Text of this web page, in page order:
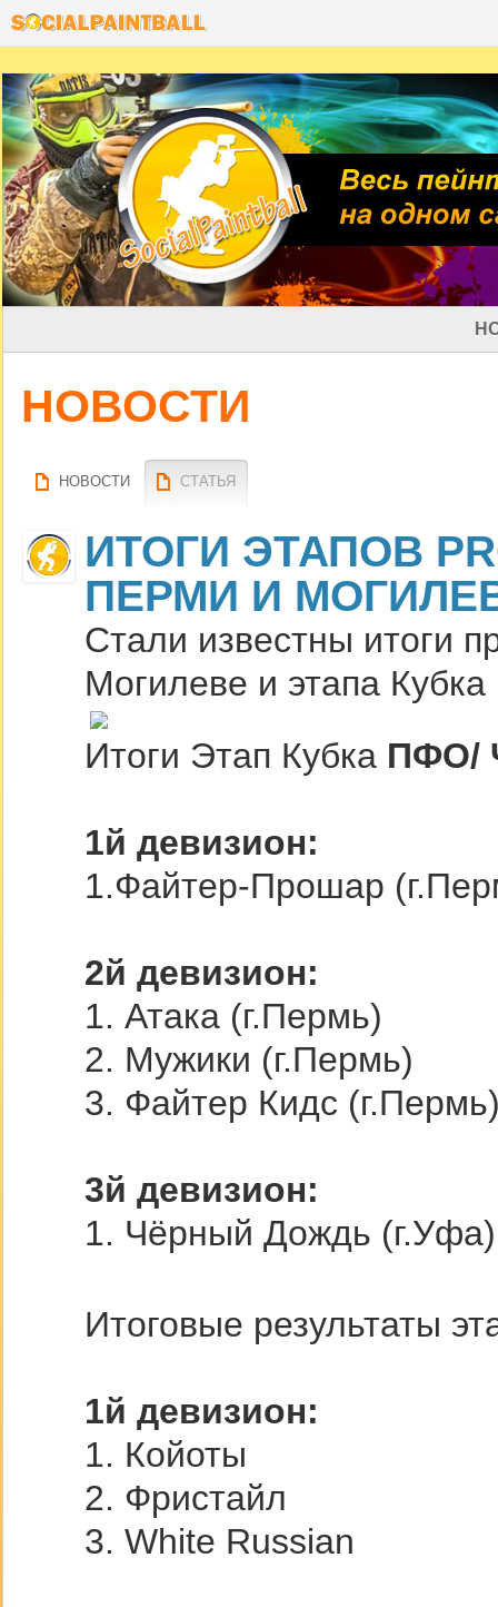
НОВОСТИ
НОВОСТИ СТАТЬЯ
ИТОГИ ЭТАПОВ
ПЕРМИ И
Стали известны итоги
Могилеве и этапа
Итоги Этап Кубка ПФО/
1й девизион:
1.Файтер-Прошар
2й девизион:
1. Атака (г.Пермь)
2. Мужики (г.Пермь)
3. Файтер Кидс
3й девизион:
1. Чёрный Дождь (г.Уфа)
Итоговые результаты
1й девизион:
1. Койоты
2. Фристайл
3. White Russian